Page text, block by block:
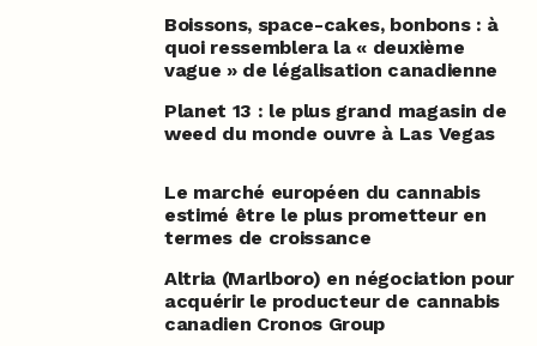
Boissons, space-cakes, bonbons : à
quoi ressemblera la « deuxième
vague » de légalisation canadienne
Planet 13 : le plus grand magasin de
weed du monde ouvre à Las Vegas
Le marché européen du cannabis
estimé être le plus prometteur en
termes de croissance
Altria (Marlboro) en négociation pour
acquérir le producteur de cannabis
canadien Cronos Group